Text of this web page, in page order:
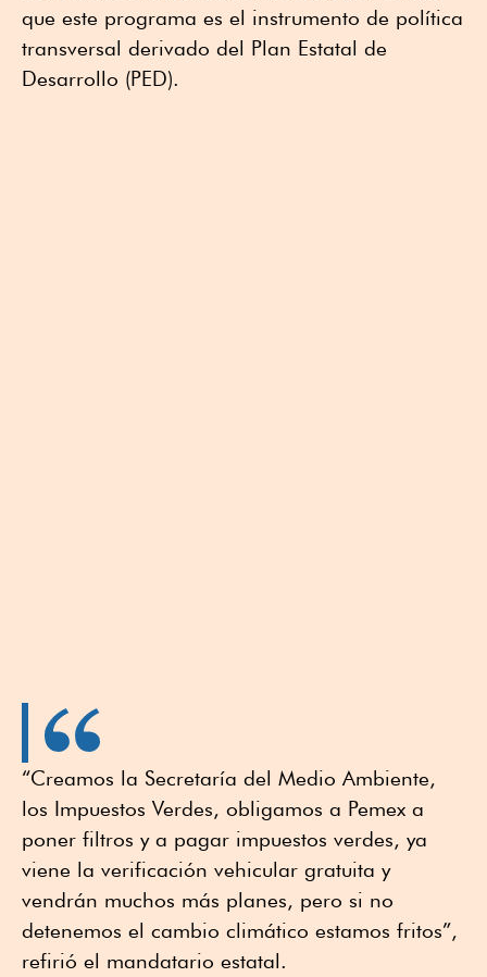
que este programa es el instrumento de política
transversal derivado del Plan Estatal de
Desarrollo (PED).
“Creamos la Secretaría del Medio Ambiente,
los Impuestos Verdes, obligamos a Pemex a
poner filtros y a pagar impuestos verdes, ya
viene la verificación vehicular gratuita y
vendrán muchos más planes, pero si no
detenemos el cambio climático estamos fritos”,
refirió el mandatario estatal.